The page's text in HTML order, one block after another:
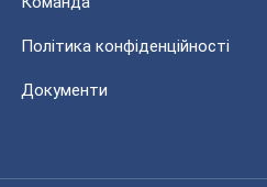
Політика конфіденційності
Документи